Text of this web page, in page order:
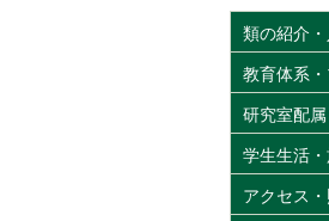
類の紹介
教育体系
研究室配
学生生活
アクセス